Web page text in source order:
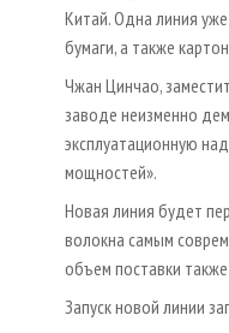
Китай. Одна линия
бумаги, а также
Чжан Цинчао,
заводе неизменно
эксплуатационную
мощностей».
Новая линия будет
волокна самым
объем поставки
Запуск новой линии